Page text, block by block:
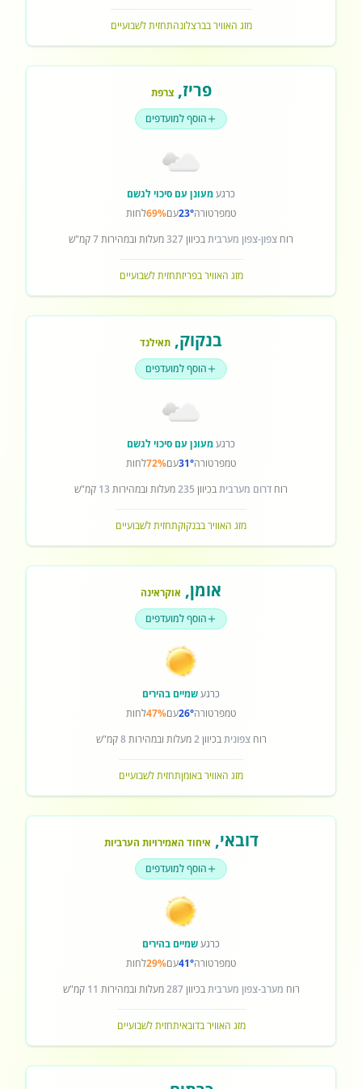
מזג האוויר בברצלונהתחזית לשבועיים
פריז,צרפת
הוסף למועדפים
כרגעמעונן עם סיכוי לגשם
טמפרטורה23°עם69%לחות
רוח צפון-צפון מערביתבכיוון327מעלות ובמהירות7קמ"ש
מזג האוויר בפריזתחזית לשבועיים
בנקוק, תאילנד
הוסף למועדפים
כרגעמעונן עם סיכוי לגשם
טמפרטורה31°עם72%לחות
רוח דרום מערביתבכיוון 235מעלות ובמהירות 13 קמ"ש
מזג האוויר בבנקוקתחזית לשבועיים
אומן, אוקראינה
הוסף למועדפים
כרגעשמיים בהירים
טמפרטורה26°עם47%לחות
רוחצפוניתבכיוון2מעלות ובמהירות8קמ"ש
מזג האוויר באומןתחזית לשבועיים
דובאי, איחוד האמירויות הערביות
הוסף למועדפים
כרגעשמיים בהירים
טמפרטורה41°עם29%לחות
רוח מערב-צפון מערביתבכיוון287מעלות ובמהירות 11 קמ"ש
מזג האוויר בדובאיתחזית לשבועיים